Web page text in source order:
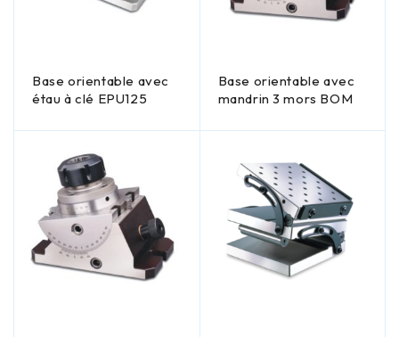
Base orientable avec
étau à clé EPU125
Base orientable avec
mandrin 3 mors BOM